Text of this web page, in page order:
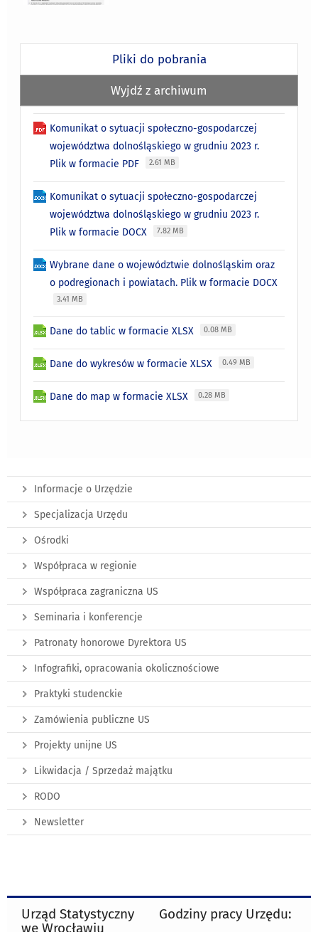
Pliki do pobrania
Wyjdź z archiwum
Komunikat o sytuacji społeczno-gospodarczej
województwa dolnośląskiego w grudniu 2023 r.
Plik w formacie PDF
2.61 MB
Komunikat o sytuacji społeczno-gospodarczej
województwa dolnośląskiego w grudniu 2023 r.
Plik w formacie DOCX
7.82 MB
Wybrane dane o województwie dolnośląskim oraz
o podregionach i powiatach. Plik w formacie DOCX
3.41 MB
Dane do tablic w formacie XLSX 0.08 MB
Dane do wykresów w formacie XLSX 0.49 MB
Dane do map w formacie XLSX 0.28 MB
Informacje o Urzędzie
Specjalizacja Urzędu
Ośrodki
Współpraca w regionie
Współpraca zagraniczna US
Seminaria i konferencje
Patronaty honorowe Dyrektora US
Infografiki, opracowania okolicznościowe
Praktyki studenckie
Zamówienia publiczne US
Projekty unijne US
Likwidacja / Sprzedaż majątku
RODO
Newsletter
Urząd Statystyczny
we Wrocławiu
Godziny pracy Urzędu: